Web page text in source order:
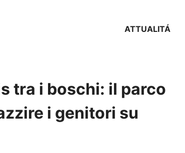
ATTUALITÁ
tra i boschi: il parco
i genitori su